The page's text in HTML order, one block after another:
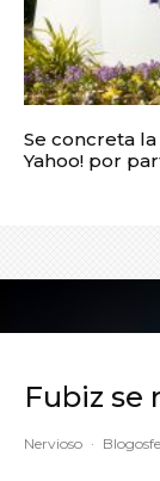
Se concreta
Yahoo! por
Fubiz se
Nervioso ·